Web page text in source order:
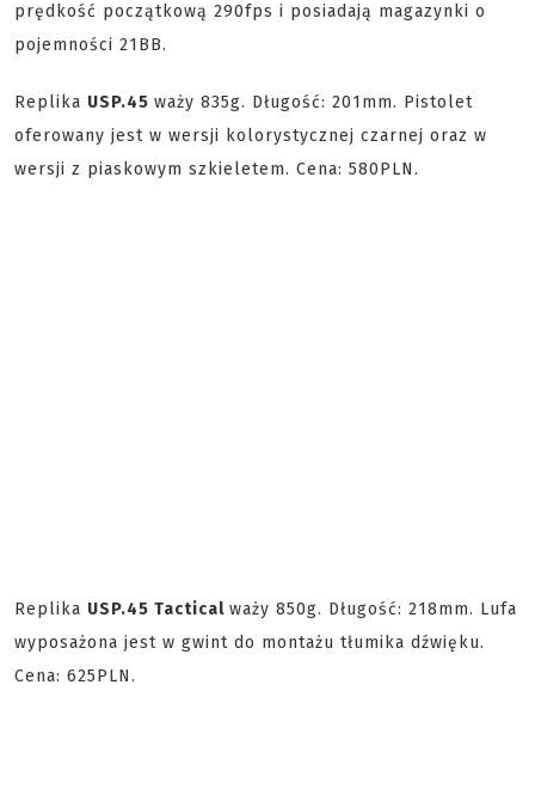
prędkość początkową 290fps i posiadają magazynki o
pojemności 21BB.
Replika USP.45 waży 835g. Długość: 201mm. Pistolet
oferowany jest w wersji kolorystycznej czarnej oraz w
wersji z piaskowym szkieletem. Cena: 580PLN.
Replika USP.45 Tactical waży 850g. Długość: 218mm. Lufa
wyposażona jest w gwint do montażu tłumika dźwięku.
Cena: 625PLN.